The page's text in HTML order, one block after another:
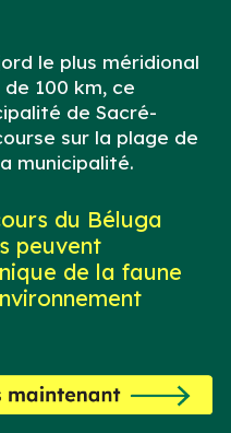
le plus méridional
100 km, ce
de Sacré-
sur la plage de
municipalité.
du Béluga
peuvent
de la faune